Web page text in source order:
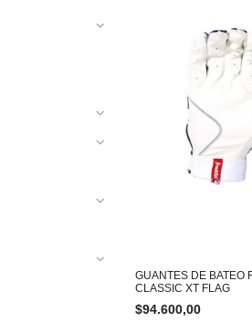
GUANTES DE BATEO
CLASSIC XT FLAG
$94.600,00